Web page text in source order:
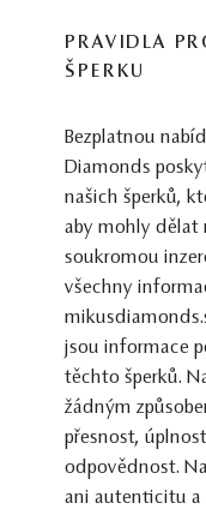
PRAVIDLA
ŠPERKU
Bezplatnou
Diamonds
našich šperků,
aby mohly dělat
soukromou
všechny
jsou informace
těchto šperků.
žádným
přesnost,
odpovědnost.
ani autenticitu a